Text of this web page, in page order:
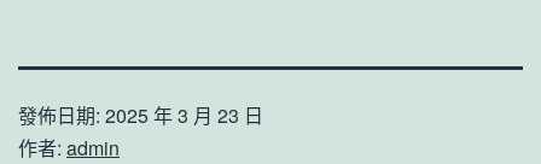
發佈日期: 2025 年 3 月 23 日
作者: admin